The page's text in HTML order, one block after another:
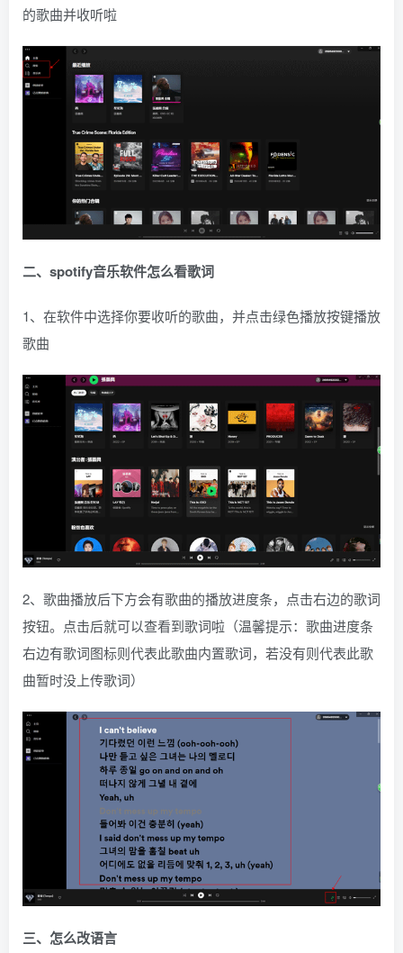
的歌曲并收听啦
二、spotify音乐软件怎么看歌词
1、在软件中选择你要收听的歌曲，并点击绿色播放按键播放
歌曲
2、歌曲播放后下方会有歌曲的播放进度条，点击右边的歌词
按钮。点击后就可以查看到歌词啦（温馨提示：歌曲进度条
右边有歌词图标则代表此歌曲内置歌词，若没有则代表此歌
曲暂时没上传歌词）
三、怎么改语言